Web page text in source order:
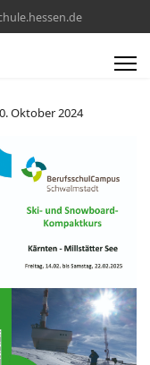
Oktober 2024